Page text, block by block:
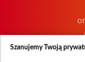
Szanujemy Twoją